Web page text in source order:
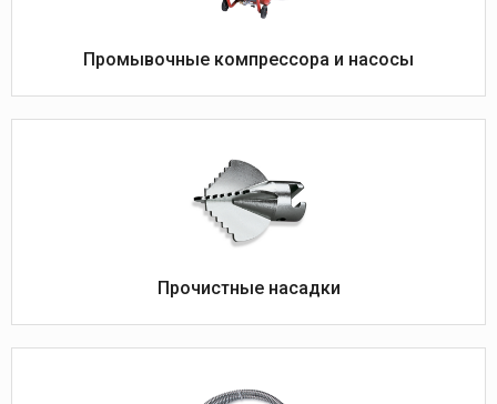
Промывочные компрессора и насосы
Прочистные насадки